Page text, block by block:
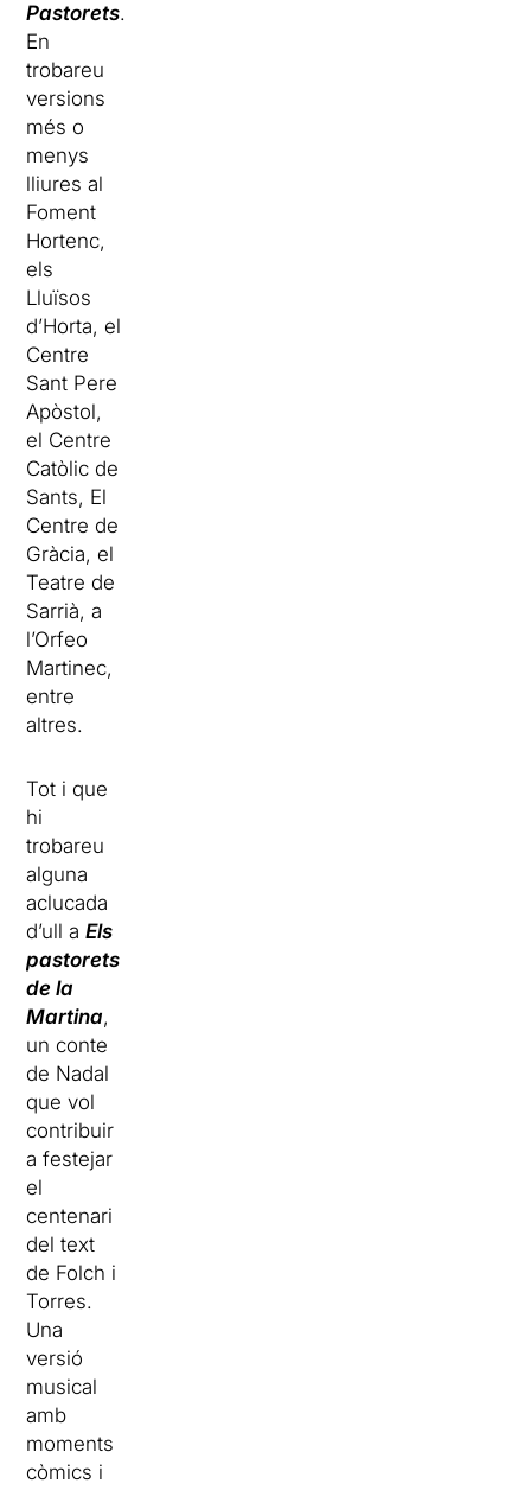
Pastorets.
En
trobareu
versions
més o
menys
lliures al
Foment
Hortenc,
els
Lluïsos
d’Horta, el
Centre
Sant Pere
Apòstol,
el Centre
Catòlic de
Sants, El
Centre de
Gràcia, el
Teatre de
Sarrià, a
l’Orfeo
Martinec,
entre
altres.
Tot i que
hi
trobareu
alguna
aclucada
d’ull aEls
pastorets
de la
Martina,
un conte
de Nadal
que vol
contribuir
a festejar
el
centenari
del text
de Folch i
Torres.
Una
versió
musical
amb
moments
còmics i